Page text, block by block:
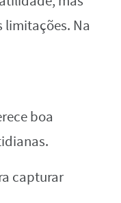
Na
boa
capturar